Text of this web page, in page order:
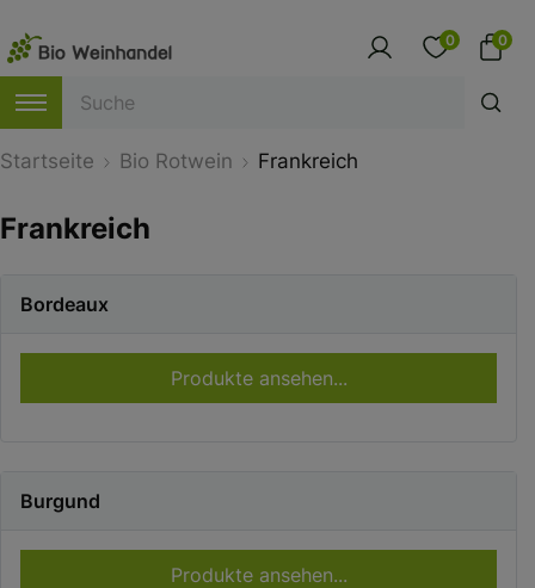
0 0
Startseite Bio Rotwein Frankreich
Frankreich
Bordeaux
Produkte ansehen...
Burgund
Produkte ansehen...